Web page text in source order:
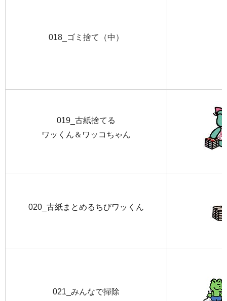
018_ゴミ捨て（中）
019_古紙捨てる
ワッくん＆ワッコちゃん
020_古紙まとめるちびワッくん
021_みんなで掃除